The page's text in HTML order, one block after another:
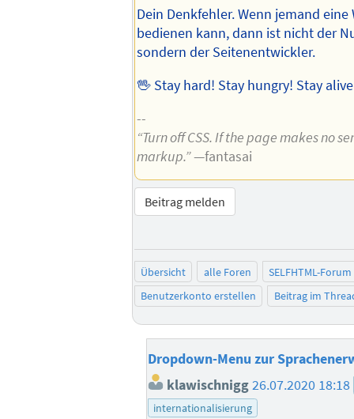
Dein Denkfehler. Wenn jemand eine
bedienen kann, dann ist nicht der
sondern der Seitenentwickler.
🖖 Stay hard! Stay hungry! Stay
--
“Turn off CSS. If the page makes no
markup.”—fantasai
Beitrag melden
Übersicht alle Foren
SELFHTML-Forum
Benutzerkonto erstellen
Beitrag im
Dropdown-Menu zur
klawischnigg 26.07.2020 18:18
internationalisierung